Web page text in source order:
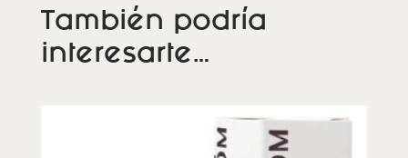
También podría
interesarte…